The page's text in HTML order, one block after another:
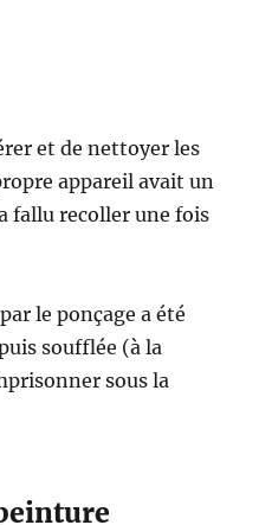
et de nettoyer les
appareil avait un
fallu recoller une fois
le ponçage a été
soufflée (à la
sous la